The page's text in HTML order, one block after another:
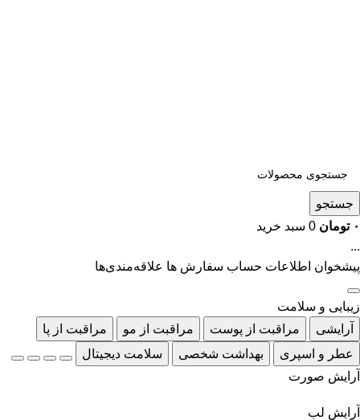
جستجو
۰ تومان 0 سبد خرید
...
پیشخوان اطلاعات حساب سفارش ها علاقه‌مندی‌ها
زیبایی و سلامت
آرایشی
مراقبت از پوست مراقبت از مو
مراقبت از پا
عطر و اسپری
بهداشت شخصی
سلامت دیجیتال
آرایش صورت
آرایش لب